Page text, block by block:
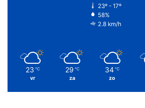
23º - 17º
58%
2.8 km/h
23 ℃
vr
29 ℃
za
34 ℃
zo